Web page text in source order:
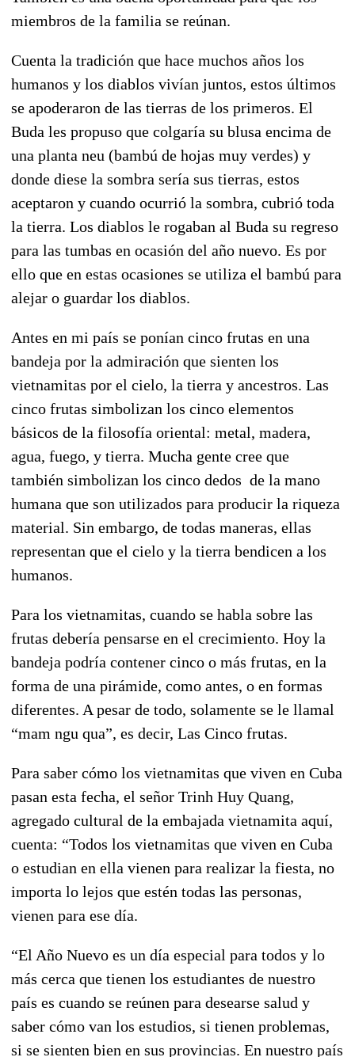
miembros de la familia se reúnan.
Cuenta la tradición que hace muchos años los
humanos y los diablos vivían juntos, estos últimos
se apoderaron de las tierras de los primeros. El
Buda les propuso que colgaría su blusa encima de
una planta neu (bambú de hojas muy verdes) y
donde diese la sombra sería sus tierras, estos
aceptaron y cuando ocurrió la sombra, cubrió toda
la tierra. Los diablos le rogaban al Buda su regreso
para las tumbas en ocasión del año nuevo. Es por
ello que en estas ocasiones se utiliza el bambú para
alejar o guardar los diablos.
Antes en mi país se ponían cinco frutas en una
bandeja por la admiración que sienten los
vietnamitas por el cielo, la tierra y ancestros. Las
cinco frutas simbolizan los cinco elementos
básicos de la filosofía oriental: metal, madera,
agua, fuego, y tierra. Mucha gente cree que
también simbolizan los cinco dedos de la mano
humana que son utilizados para producir la riqueza
material. Sin embargo, de todas maneras, ellas
representan que el cielo y la tierra bendicen a los
humanos.
Para los vietnamitas, cuando se habla sobre las
frutas debería pensarse en el crecimiento. Hoy la
bandeja podría contener cinco o más frutas, en la
forma de una pirámide, como antes, o en formas
diferentes. A pesar de todo, solamente se le llamal
“mam ngu qua”, es decir, Las Cinco frutas.
Para saber cómo los vietnamitas que viven en Cuba
pasan esta fecha, el señor Trinh Huy Quang,
agregado cultural de la embajada vietnamita aquí,
cuenta: “Todos los vietnamitas que viven en Cuba
o estudian en ella vienen para realizar la fiesta, no
importa lo lejos que estén todas las personas,
vienen para ese día.
“El Año Nuevo es un día especial para todos y lo
más cerca que tienen los estudiantes de nuestro
país es cuando se reúnen para desearse salud y
saber cómo van los estudios, si tienen problemas,
si se sienten bien en sus provincias. En nuestro país